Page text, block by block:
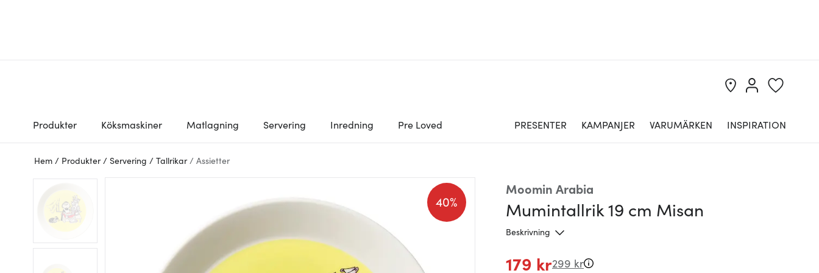
Produkter Köksmaskiner Matlagning Servering Inredning Pre Loved PRESENTER KAMPANJER VARUMÄRKEN INSPIRATION
Hem / Produkter / Servering / Tallrikar / Assietter
Moomin Arabia
Mumintallrik 19 cm Misan
Beskrivning
40%
179 kr299 kr